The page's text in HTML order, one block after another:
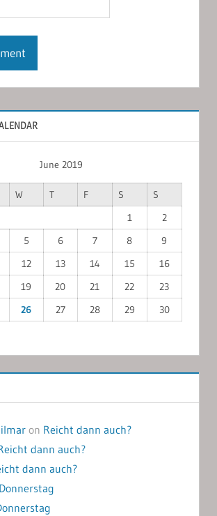
June 2019
W T F S
S
1
2
5 6 7 8
9
12 13 14 15
16
19 20 21 22
23
26 27 28 29
30
on Reicht dann auch?
dann auch?
dann auch?
Donnerstag